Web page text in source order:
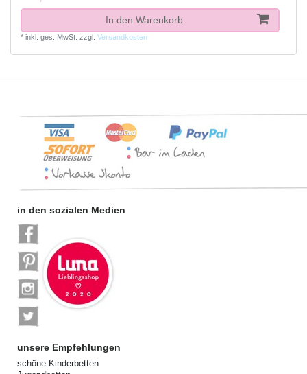
In den Warenkorb
* inkl. ges. MwSt. zzgl. Versandkosten
in den sozialen Medien
unsere Empfehlungen
schöne Kinderbetten